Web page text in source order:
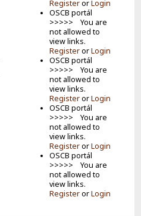
RegisterorLogin
OSCB portál
>>>>> You are
not allowed to
view links.
RegisterorLogin
OSCB portál
>>>>> You are
not allowed to
view links.
RegisterorLogin
OSCB portál
>>>>> You are
not allowed to
view links.
RegisterorLogin
OSCB portál
>>>>> You are
not allowed to
view links.
RegisterorLogin